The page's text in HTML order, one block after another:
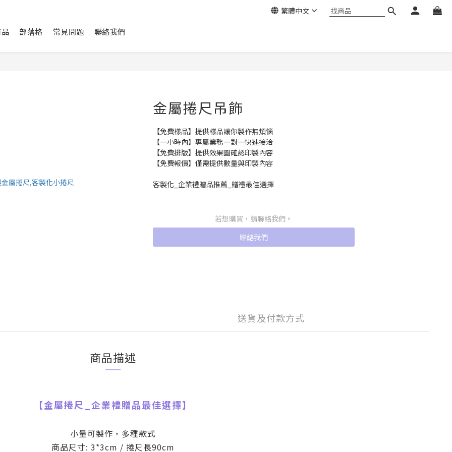
繁體中文
部落格 常見問題 聯絡我們
金屬捲尺吊飾
【免費樣品】提供樣品讓你製作無煩惱
【一小時內】專屬業務一對一快速接洽
【免費排版】提供效果圖確認印製內容
【免費報價】僅需提供數量與印製內容
客製化_企業禮贈品推薦_贈禮最佳選擇
若想購買，請聯絡我們。
聯絡我們
送貨及付款方式
商品描述
【金屬捲尺 企業禮贈品最佳選擇】
小量可製作，多種款式
商品尺寸: 3*3cm / 捲尺長90cm